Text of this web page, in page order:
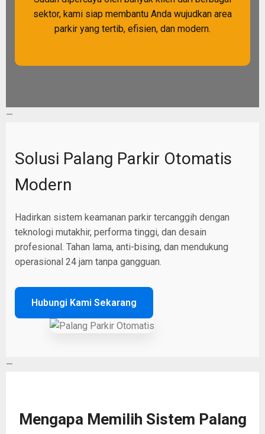
sektor, kami siap membantu Anda wujudkan area
parkir yang tertib, efisien, dan modern.
—
Solusi Palang Parkir Otomatis
Modern
Hadirkan sistem keamanan parkir tercanggih dengan
teknologi mutakhir, performa tinggi, dan desain
profesional. Tahan lama, anti-bising, dan mendukung
operasional 24 jam tanpa gangguan.
Hubungi Kami Sekarang
—
Mengapa Memilih Sistem Palang